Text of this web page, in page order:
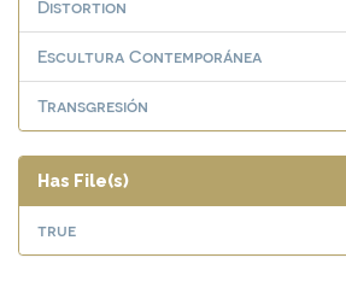
Distortion
Escultura Contemporánea
Transgresión
Has File(s)
true